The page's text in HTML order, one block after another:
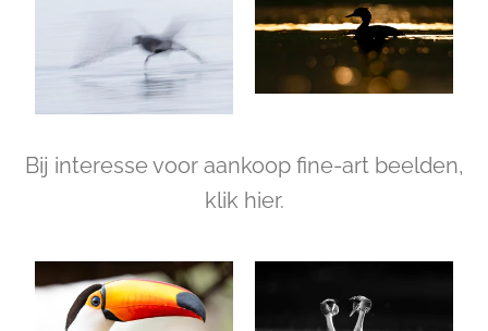
Bij interesse voor aankoop fine-art beelden,
klik hier.